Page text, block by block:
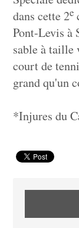
dans cette 2e
Pont-Levis à
sable à taille
court de
grand qu'un
*Injures du